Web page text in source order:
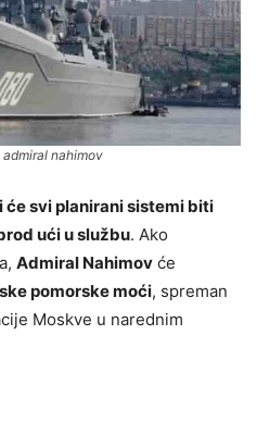
nahimov
će svi planirani sistemi biti
ući u službu. Ako
Admiral Nahimov će
pomorske moći, spreman
Moskve u narednim